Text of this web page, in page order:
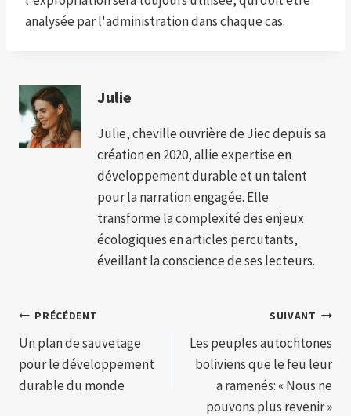
analysée par l'administration dans chaque cas.
Julie
Julie, cheville ouvrière de Jiec depuis sa
création en 2020, allie expertise en
développement durable et un talent
pour la narration engagée. Elle
transforme la complexité des enjeux
écologiques en articles percutants,
éveillant la conscience de ses lecteurs.
Navigation
de
l’article
PRÉCÉDENT
Un plan de sauvetage
pour le développement
durable du monde
SUIVANT
Les peuples autochtones
boliviens que le feu leur
a ramenés: « Nous ne
pouvons plus revenir »